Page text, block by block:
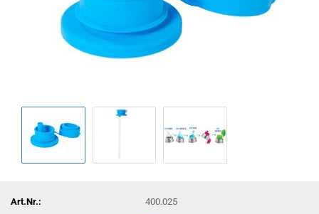
Art.Nr.:
400.025